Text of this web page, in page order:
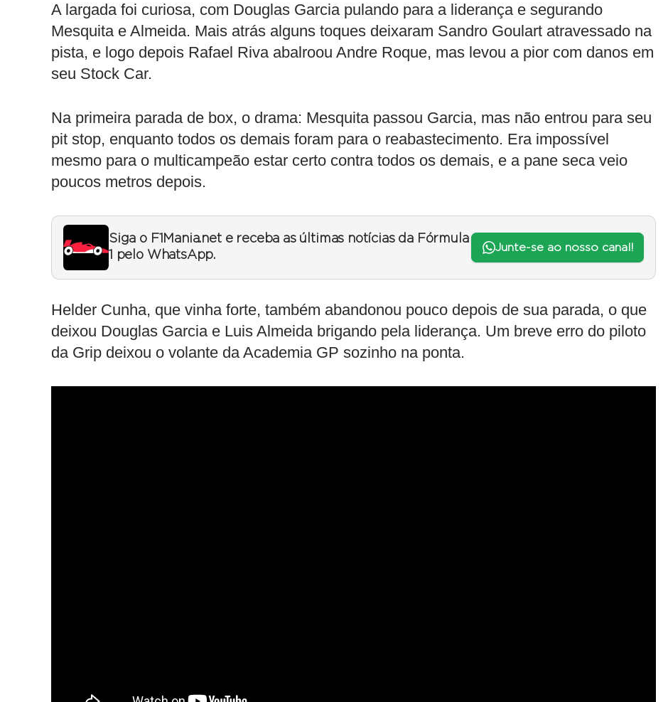
A largada foi curiosa, com Douglas Garcia pulando para a liderança e segurando
Mesquita e Almeida. Mais atrás alguns toques deixaram Sandro Goulart atravessado na
pista, e logo depois Rafael Riva abalroou Andre Roque, mas levou a pior com danos em
seu Stock Car.
Na primeira parada de box, o drama: Mesquita passou Garcia, mas não entrou para seu
pit stop, enquanto todos os demais foram para o reabastecimento. Era impossível
mesmo para o multicampeão estar certo contra todos os demais, e a pane seca veio
poucos metros depois.
Siga o F1Mania.net e receba as últimas notícias da Fórmula
1 pelo WhatsApp.
Junte-se ao nosso canal!
Helder Cunha, que vinha forte, também abandonou pouco depois de sua parada, o que
deixou Douglas Garcia e Luis Almeida brigando pela liderança. Um breve erro do piloto
da Grip deixou o volante da Academia GP sozinho na ponta.